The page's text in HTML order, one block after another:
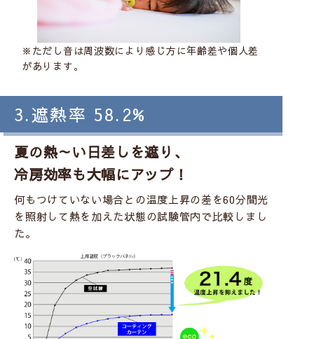
※ただし音は周波数により感じ方に年齢差や個人差
があります。
3.遮熱率 58.2%
夏の熱～い日差しを遮り、
冷房効率も大幅にアップ！
何もつけていない場合との温度上昇の差を60分間光
を照射して熱を加えた状態の試験管内で比較しまし
た。